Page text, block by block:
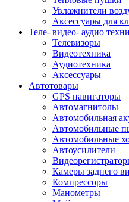
Увлажнители
Аксессуары для
Теле- видео- аудио
Телевизоры
Видеотехника
Аудиотехника
Аксессуары
Автотовары
GPS навигаторы
Автомагнитолы
Автомобильная
Автомобильные
Автомобильные
Автоусилители
Камеры заднего
Компрессоры
Манометры